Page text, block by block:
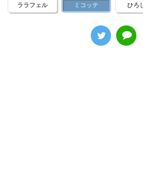
ララフェル ミコッテ ひろ